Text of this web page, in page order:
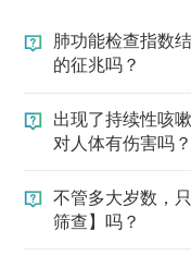
肺功能检查指数
的征兆吗？
出现了持续性咳
对人体有伤害吗？
不管多大岁数，
筛查】吗？